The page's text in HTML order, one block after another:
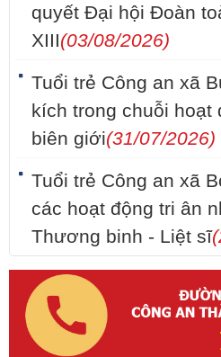
quyết Đại hội Đoàn
XIII(03/08/2026)
Tuổi trẻ Công an xã
kích trong chuỗi hoạt
biên giới(31/07/2026)
Tuổi trẻ Công an xã
các hoạt động tri ân
Thương binh - Liệt sĩ